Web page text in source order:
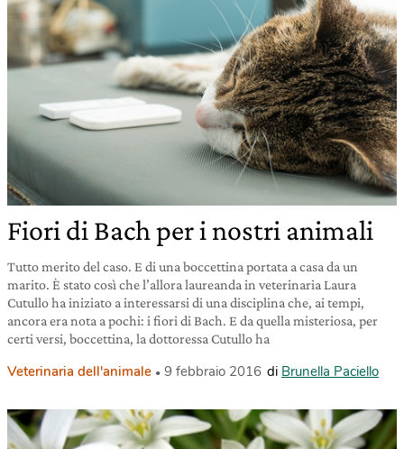
Fiori di Bach per i nostri animali
Tutto merito del caso. E di una boccettina portata a casa da un
marito. È stato così che l’allora laureanda in veterinaria Laura
Cutullo ha iniziato a interessarsi di una disciplina che, ai tempi,
ancora era nota a pochi: i fiori di Bach. E da quella misteriosa, per
certi versi, boccettina, la dottoressa Cutullo ha
Veterinaria dell'animale 9 febbraio 2016 di Brunella Paciello